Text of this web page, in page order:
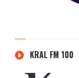
KRAL FM 100